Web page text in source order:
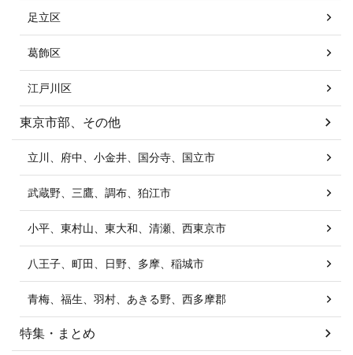
足立区
葛飾区
江戸川区
東京市部、その他
立川、府中、小金井、国分寺、国立市
武蔵野、三鷹、調布、狛江市
小平、東村山、東大和、清瀬、西東京市
八王子、町田、日野、多摩、稲城市
青梅、福生、羽村、あきる野、西多摩郡
特集・まとめ